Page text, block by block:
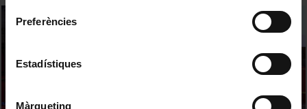
Preferències
Estadístiques
Màrqueting